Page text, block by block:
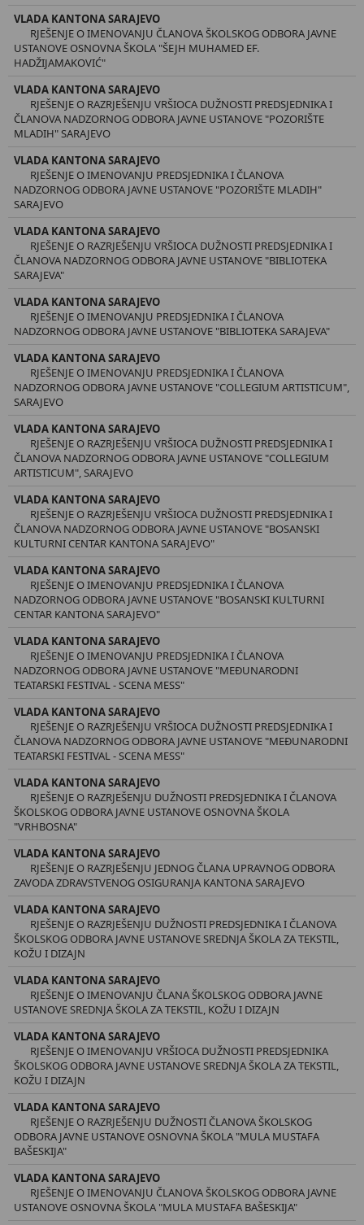
VLADA KANTONA SARAJEVO
RJEŠENJE O IMENOVANJU ČLANOVA ŠKOLSKOG ODBORA JAVNE
USTANOVE OSNOVNA ŠKOLA "ŠEJH MUHAMED EF.
HADŽIJAMAKOVIĆ"
VLADA KANTONA SARAJEVO
RJEŠENJE O RAZRJEŠENJU VRŠIOCA DUŽNOSTI PREDSJEDNIKA I
ČLANOVA NADZORNOG ODBORA JAVNE USTANOVE "POZORIŠTE
MLADIH" SARAJEVO
VLADA KANTONA SARAJEVO
RJEŠENJE O IMENOVANJU PREDSJEDNIKA I ČLANOVA
NADZORNOG ODBORA JAVNE USTANOVE "POZORIŠTE MLADIH"
SARAJEVO
VLADA KANTONA SARAJEVO
RJEŠENJE O RAZRJEŠENJU VRŠIOCA DUŽNOSTI PREDSJEDNIKA I
ČLANOVA NADZORNOG ODBORA JAVNE USTANOVE "BIBLIOTEKA
SARAJEVA"
VLADA KANTONA SARAJEVO
RJEŠENJE O IMENOVANJU PREDSJEDNIKA I ČLANOVA
NADZORNOG ODBORA JAVNE USTANOVE "BIBLIOTEKA SARAJEVA"
VLADA KANTONA SARAJEVO
RJEŠENJE O IMENOVANJU PREDSJEDNIKA I ČLANOVA
NADZORNOG ODBORA JAVNE USTANOVE "COLLEGIUM ARTISTICUM",
SARAJEVO
VLADA KANTONA SARAJEVO
RJEŠENJE O RAZRJEŠENJU VRŠIOCA DUŽNOSTI PREDSJEDNIKA I
ČLANOVA NADZORNOG ODBORA JAVNE USTANOVE "COLLEGIUM
ARTISTICUM", SARAJEVO
VLADA KANTONA SARAJEVO
RJEŠENJE O RAZRJEŠENJU VRŠIOCA DUŽNOSTI PREDSJEDNIKA I
ČLANOVA NADZORNOG ODBORA JAVNE USTANOVE "BOSANSKI
KULTURNI CENTAR KANTONA SARAJEVO"
VLADA KANTONA SARAJEVO
RJEŠENJE O IMENOVANJU PREDSJEDNIKA I ČLANOVA
NADZORNOG ODBORA JAVNE USTANOVE "BOSANSKI KULTURNI
CENTAR KANTONA SARAJEVO"
VLADA KANTONA SARAJEVO
RJEŠENJE O IMENOVANJU PREDSJEDNIKA I ČLANOVA
NADZORNOG ODBORA JAVNE USTANOVE "MEĐUNARODNI
TEATARSKI FESTIVAL - SCENA MESS"
VLADA KANTONA SARAJEVO
RJEŠENJE O RAZRJEŠENJU VRŠIOCA DUŽNOSTI PREDSJEDNIKA I
ČLANOVA NADZORNOG ODBORA JAVNE USTANOVE "MEĐUNARODNI
TEATARSKI FESTIVAL - SCENA MESS"
VLADA KANTONA SARAJEVO
RJEŠENJE O RAZRJEŠENJU DUŽNOSTI PREDSJEDNIKA I ČLANOVA
ŠKOLSKOG ODBORA JAVNE USTANOVE OSNOVNA ŠKOLA
"VRHBOSNA"
VLADA KANTONA SARAJEVO
RJEŠENJE O RAZRJEŠENJU JEDNOG ČLANA UPRAVNOG ODBORA
ZAVODA ZDRAVSTVENOG OSIGURANJA KANTONA SARAJEVO
VLADA KANTONA SARAJEVO
RJEŠENJE O RAZRJEŠENJU DUŽNOSTI PREDSJEDNIKA I ČLANOVA
ŠKOLSKOG ODBORA JAVNE USTANOVE SREDNJA ŠKOLA ZA TEKSTIL,
KOŽU I DIZAJN
VLADA KANTONA SARAJEVO
RJEŠENJE O IMENOVANJU ČLANA ŠKOLSKOG ODBORA JAVNE
USTANOVE SREDNJA ŠKOLA ZA TEKSTIL, KOŽU I DIZAJN
VLADA KANTONA SARAJEVO
RJEŠENJE O IMENOVANJU VRŠIOCA DUŽNOSTI PREDSJEDNIKA
ŠKOLSKOG ODBORA JAVNE USTANOVE SREDNJA ŠKOLA ZA TEKSTIL,
KOŽU I DIZAJN
VLADA KANTONA SARAJEVO
RJEŠENJE O RAZRJEŠENJU DUŽNOSTI ČLANOVA ŠKOLSKOG
ODBORA JAVNE USTANOVE OSNOVNA ŠKOLA "MULA MUSTAFA
BAŠESKIJA"
VLADA KANTONA SARAJEVO
RJEŠENJE O IMENOVANJU ČLANOVA ŠKOLSKOG ODBORA JAVNE
USTANOVE OSNOVNA ŠKOLA "MULA MUSTAFA BAŠESKIJA"